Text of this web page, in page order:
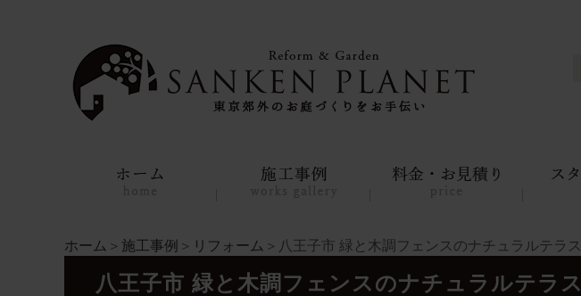
ホーム ＞ 施工事例 ＞ リフォーム ＞八王子市 緑と木調フェンスのナチュラルテラス
八王子市 緑と木調フェンスのナチュラルテラス